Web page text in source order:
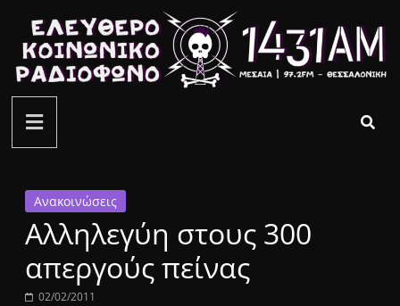
περιεχόμενο
ελεύθερο
κοινωνικό
ραδιόφωνο
1431AM
Ανακοινώσεις
Αλληλεγύη στους 300
απεργούς πείνας
02/02/2011